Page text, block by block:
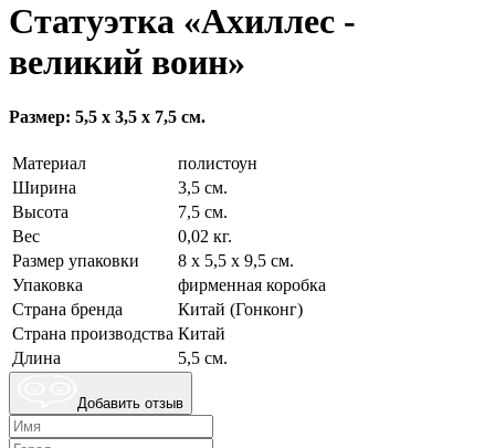
Статуэтка «Ахиллес -
великий воин»
Размер: 5,5 х 3,5 х 7,5 см.
Материал
полистоун
Ширина
3,5 см.
Высота
7,5 см.
Вес
0,02 кг.
Размер упаковки
8 х 5,5 х 9,5 см.
Упаковка
фирменная коробка
Страна бренда
Китай (Гонконг)
Страна производства Китай
Длина
5,5 см.
Добавить отзыв